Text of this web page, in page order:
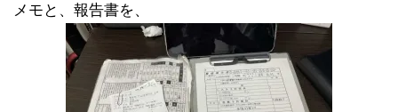
メモと、報告書を、